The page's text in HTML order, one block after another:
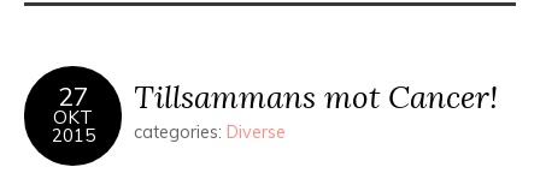
27
OKT
2015
Tillsammans mot Cancer!
categories: Diverse